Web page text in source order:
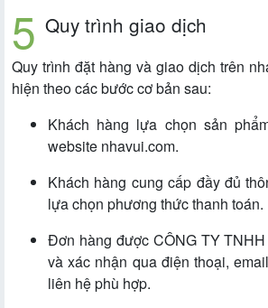
Quy trình giao dịch
Quy trình đặt hàng và giao dịch trên
hiện theo các bước cơ bản sau:
Khách hàng lựa chọn sản
website nhavui.com.
Khách hàng cung cấp đầy đủ
lựa chọn phương thức thanh toán.
Đơn hàng được CÔNG TY
và xác nhận qua điện thoại,
liên hệ phù hợp.